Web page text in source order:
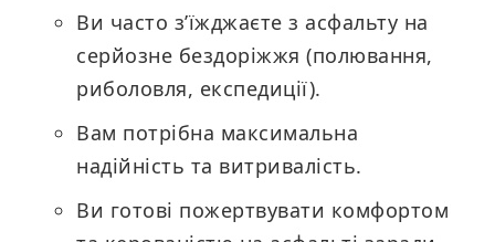
Ви часто з’їжджаєте з асфальту на
серйозне бездоріжжя (полювання,
риболовля, експедиції).
Вам потрібна максимальна
надійність та витривалість.
Ви готові пожертвувати комфортом